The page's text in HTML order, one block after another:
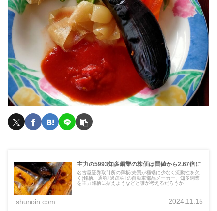
主力の5993知多鋼業の株価は買値から2.67倍に
名古屋証券取引所の薄板(売買が極端に少なく流動性を欠
く)銘柄、通称｢過疎株｣の自動車部品メーカー、知多鋼業
を主力銘柄に据えようなどと誰が考えるだろうか･･･
shunoin.com 2024.11.15